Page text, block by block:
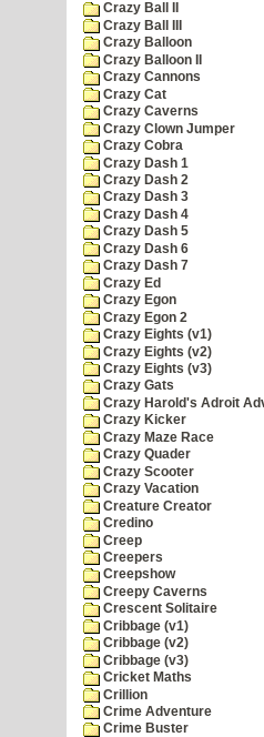
Crazy Ball II
Crazy Ball III
Crazy Balloon
Crazy Balloon II
Crazy Cannons
Crazy Cat
Crazy Caverns
Crazy Clown Jumper
Crazy Cobra
Crazy Dash 1
Crazy Dash 2
Crazy Dash 3
Crazy Dash 4
Crazy Dash 5
Crazy Dash 6
Crazy Dash 7
Crazy Ed
Crazy Egon
Crazy Egon 2
Crazy Eights (v1)
Crazy Eights (v2)
Crazy Eights (v3)
Crazy Gats
Crazy Harold's Adroit
Crazy Kicker
Crazy Maze Race
Crazy Quader
Crazy Scooter
Crazy Vacation
Creature Creator
Credino
Creep
Creepers
Creepshow
Creepy Caverns
Crescent Solitaire
Cribbage (v1)
Cribbage (v2)
Cribbage (v3)
Cricket Maths
Crillion
Crime Adventure
Crime Buster